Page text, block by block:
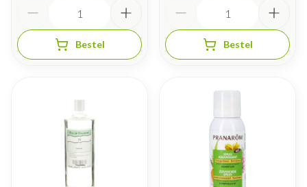
Bestel Bestel